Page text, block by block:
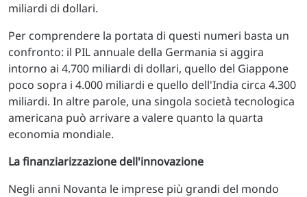
miliardi di dollari.
Per comprendere la portata di questi numeri basta un
confronto: il PIL annuale della Germania si aggira
intorno ai 4.700 miliardi di dollari, quello del Giappone
poco sopra i 4.000 miliardi e quello dell'India circa 4.300
miliardi. In altre parole, una singola società tecnologica
americana può arrivare a valere quanto la quarta
economia mondiale.
La finanziarizzazione dell'innovazione
Negli anni Novanta le imprese più grandi del mondo